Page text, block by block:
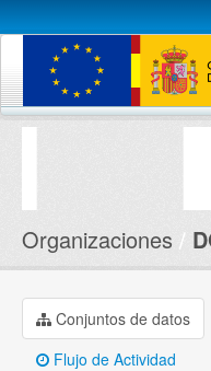
Conjuntos de datos
Organizaciones
Conjuntos de datos
Flujo de Actividad